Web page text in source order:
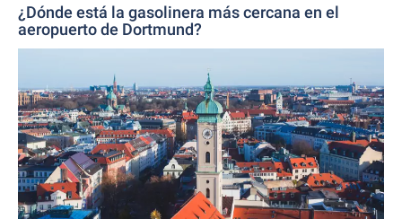
¿Dónde está la gasolinera más cercana en el
aeropuerto de Dortmund?